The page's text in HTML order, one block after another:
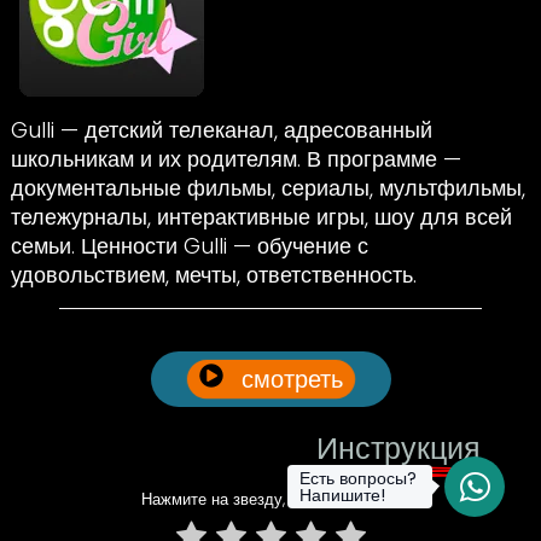
Gulli — детский телеканал, адресованный
школьникам и их родителям. В программе —
документальные фильмы, сериалы, мультфильмы,
тележурналы, интерактивные игры, шоу для всей
семьи. Ценности Gulli — обучение с
удовольствием, мечты, ответственность.
смотреть
Инструкция
Нажмите на звезду, чтобы оценить!
Есть вопросы?
Напишите!